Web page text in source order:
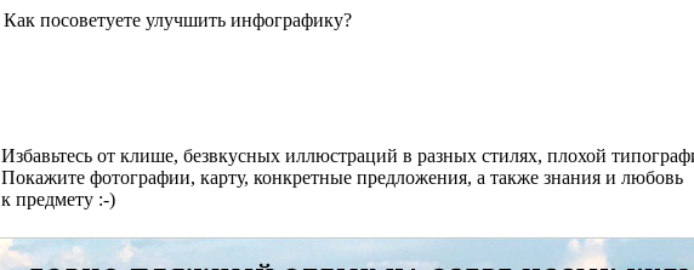
Как посоветуете улучшить инфографику?
Избавьтесь от клише, безвкусных иллюстраций в разных стилях, плохой
Покажите фотографии, карту, конкретные предложения, а также знания и любовь
к предмету :-)